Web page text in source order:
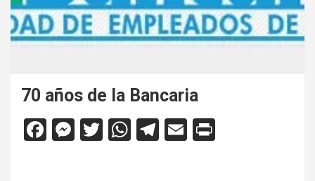
70 años de la Bancaria
F
M T
W T
E